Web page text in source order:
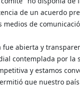
de un acuerdo
medios de
fue abierta y
contemplada por la
y estamos
que nuestro